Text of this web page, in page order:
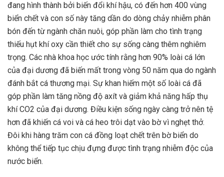
đang hình thành bởi biến đổi khí hậu, có đến hơn 400 vùng
biển chết và con số này tăng dần do dòng chảy nhiễm phân
bón đến từ ngành chăn nuôi, góp phần làm cho tình trạng
thiếu hụt khí oxy cần thiết cho sự sống càng thêm nghiêm
trọng. Các nhà khoa học ước tính rằng hơn 90% loài cá lớn
của đại dương đã biến mất trong vòng 50 năm qua do ngành
đánh bắt cá thương mại. Sự khan hiếm một số loài cá đã
góp phần làm tăng nồng độ axít và giảm khả năng hấp thụ
khí CO2 của đại dương. Điều kiện sống ngày càng trở nên tệ
hơn đã khiến cá voi và cá heo trôi dạt vào bờ vì nghẹt thở.
Đôi khi hàng trăm con cá đồng loạt chết trên bờ biển do
không thể tiếp tục chịu đựng được tình trạng nhiễm độc của
nước biển.